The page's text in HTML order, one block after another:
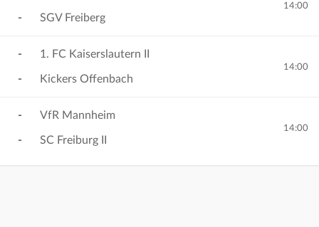
- SGV Freiberg
14:00
-
-
1. FC Kaiserslautern II
Kickers Offenbach
14:00
-
-
VfR Mannheim
SC Freiburg II
14:00